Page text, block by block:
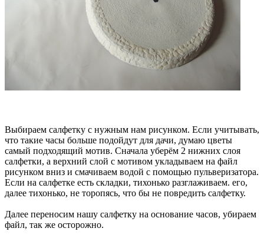
Выбираем салфетку с нужным нам рисунком. Если учитывать,
что такие часы больше подойдут для дачи, думаю цветы
самый подходящий мотив. Сначала уберём 2 нижних слоя
салфетки, а верхний слой с мотивом укладываем на файл
рисунком вниз и смачиваем водой с помощью пульверизатора.
Если на салфетке есть складки, тихонько разглаживаем. его,
далее тихонько, не торопясь, что бы не повредить салфетку.
Далее переносим нашу салфетку на основание часов, убираем
файл, так же осторожно.